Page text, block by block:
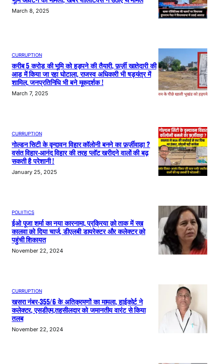
March 8, 2025
CURRUPTION
करीब 5 करोड़ की भूमि को हड़पने की तैयारी, फ़र्ज़ी खातेदारी की
आड़ में किया जा रहा घोटाला, राजस्व अधिकारी भी षड्यंत्र में
शामिल, जनप्रतिनिधि भी बने मूकदर्शक !
March 7, 2025
CURRUPTION
गोल्डन सिटी के वृन्दावन विहार कॉलोनी बनने का फ़र्ज़ीवाड़ा ?
वसंत विहार-आनंद विहार की तरह प्लॉट खरीदने वालों की बढ़
सकती है परेशानी !
January 25, 2025
POLIITICS
ईओ पूजा शर्मा का नया कारनामा, प्रक्रिया क़ो ताक में रख
कालवा क़ो दिया चार्ज, डीएलबी डायरेक्टर और कलेक्टर क़ो
पहुंची शिकायत
November 22, 2024
CURRUPTION
खसरा नंबर-355/6 के अतिक्रमणों का मामला, हाईकोर्ट ने
कलेक्टर, एसडीएम,तहसीलदार को जमानतीय वारंट से किया
तलब
November 22, 2024